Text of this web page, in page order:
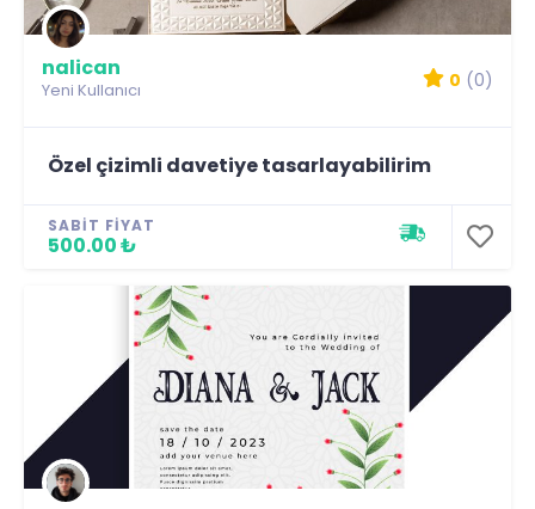
nalican
Yeni Kullanıcı 0 (0)
Özel çizimli davetiye tasarlayabilirim
SABIT FIYAT
500.00 ₺